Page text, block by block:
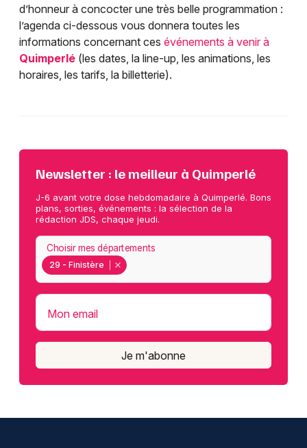
d’honneur à concocter une très belle programmation :
l’agenda ci-dessous vous donnera toutes les
informations concernant ces événements à venir à
Quimperlé (les dates, la line-up, les animations, les
horaires, les tarifs, la billetterie).
Newsletter : le meilleur à Quimperlé
J-6 avant votre dose hebdomadaire à Quimperlé. Bons
plans, sorties, événements : la sélection de la
rédaction JDS, chaque jeudi.
29 - Finistère
Choisir mes départements
Mon email
Je m'abonne